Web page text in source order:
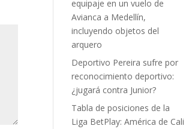
equipaje en un vuelo de
Avianca a Medellín,
incluyendo objetos del
arquero
Deportivo Pereira sufre por
reconocimiento deportivo:
¿jugará contra Junior?
Tabla de posiciones de la
Liga BetPlay: América de Cali